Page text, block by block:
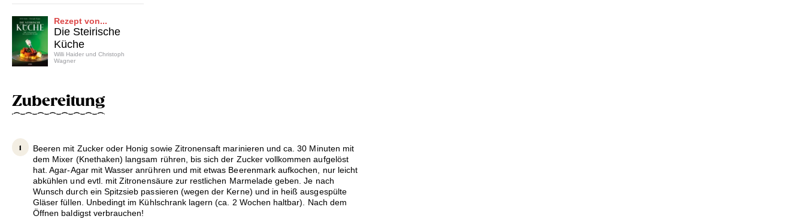
Rezept von...
Die Steirische
Küche
Willi Haider und Christoph
Wagner
Zubereitung
Beeren mit Zucker oder Honig sowie Zitronensaft marinieren und ca. 30 Minuten mit
dem Mixer (Knethaken) langsam rühren, bis sich der Zucker vollkommen aufgelöst
hat. Agar-Agar mit Wasser anrühren und mit etwas Beerenmark aufkochen, nur leicht
abkühlen und evtl. mit Zitronensäure zur restlichen Marmelade geben. Je nach
Wunsch durch ein Spitzsieb passieren (wegen der Kerne) und in heiß ausgespülte
Gläser füllen. Unbedingt im Kühlschrank lagern (ca. 2 Wochen haltbar). Nach dem
Öffnen baldigst verbrauchen!